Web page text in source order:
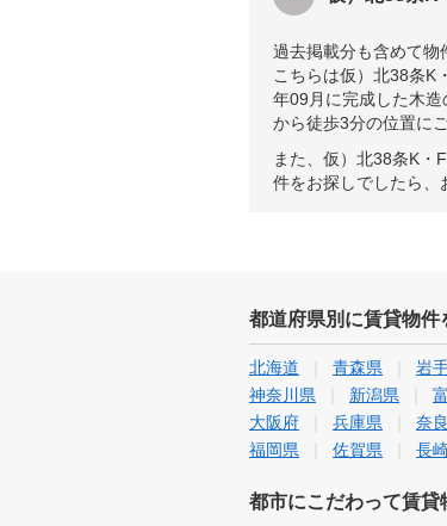
過去掲載分も含めて物
こちらは仮）北38条K
年09月に完成した木
から徒歩3分の位置に
また、仮）北38条K・
件をお探しでしたら、
都道府県別に賃貸物件
北海道 青森県 岩
神奈川県
新潟県
大阪府
兵庫県 奈
福岡県
佐賀県 長
都市にこだわって賃貸